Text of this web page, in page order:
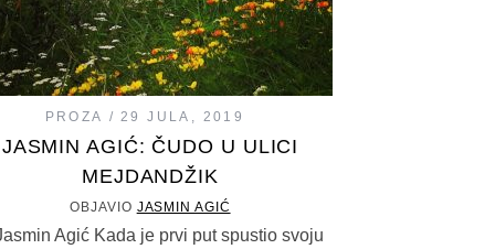
PROZA 29 JULA, 2019
JASMIN AGIĆ: ČUDO U ULICI
MEJDANDŽIK
OBJAVIO JASMIN AGIĆ
Agić Kada je prvi put spustio svoju